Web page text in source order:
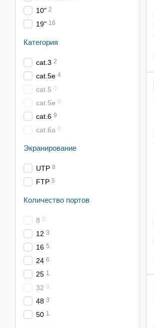
10" 2
19" 16
Категория
cat.3 2
cat.5e 4
cat.5 0
сat.5e 0
cat.6 9
cat.6a 0
Экранирование
UTP 8
FTP 5
Количество портов
8 0
12 3
16 5
24 6
25 1
32 0
48 3
50 1